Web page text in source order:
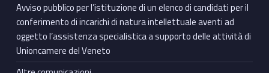
Avviso pubblico per l’istituzione di un elenco di candidati per il
conferimento di incarichi di natura intellettuale aventi ad
oggetto l’assistenza specialistica a supporto delle attività di
Unioncamere del Veneto